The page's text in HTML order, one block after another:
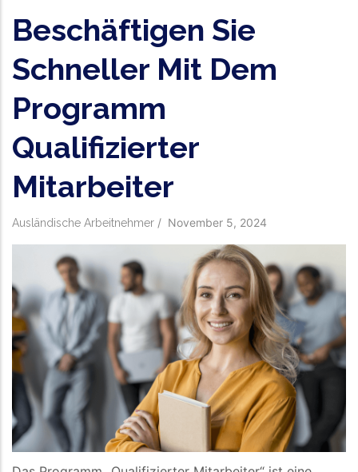
Beschäftigen Sie
Schneller Mit Dem
Programm
Qualifizierter
Mitarbeiter
Ausländische Arbeitnehmer / November 5, 2024